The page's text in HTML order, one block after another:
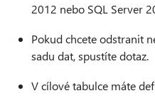
2012 nebo SQL Server
Pokud chcete odstranit
sadu dat, spustíte dotaz.
V cílové tabulce máte